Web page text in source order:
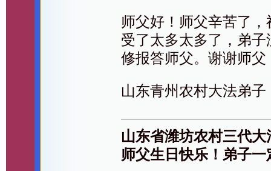
师父好！师父辛苦了
受了太多太多了，弟
修报答师父。谢谢师父
山东青州农村大法弟子
山东省潍坊农村三代
师父生日快乐！弟子